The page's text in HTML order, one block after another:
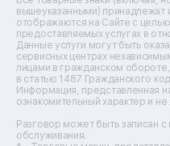
Ремонт пароварок
Ремонт микшерных
Ремонт dj-пультов
Ремонт кухонных плит
Ремонт стедикамов
Ремонт оптических
Ремонт
Ремонт видеокамер
Ремонт эхолотов
вышеуказанными) принадлежат
отображаются на Сайте с
предоставляемых услугах в
Данные услуги могут быть
сервисных центрах
лицами в гражданском
в статью 1487 Гражданского
Информация, представленная
ознакомительный характер и
Разговор может быть записан
обслуживания.